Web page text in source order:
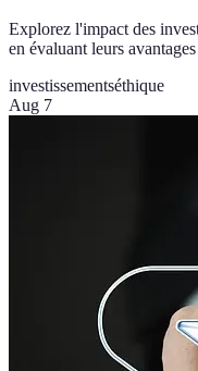
Explorez l'impact des
en évaluant leurs
investissementséthique
Aug 7